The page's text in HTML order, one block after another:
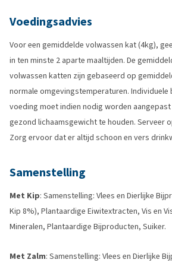
Voedingsadvies
Voor een gemiddelde volwassen kat (4kg),
in ten minste 2 aparte maaltijden. De
volwassen katten zijn gebaseerd op
normale omgevingstemperaturen. Individuele
voeding moet indien nodig worden
gezond lichaamsgewicht te houden. Serveer
Zorg ervoor dat er altijd schoon en vers
Samenstelling
Met Kip: Samenstelling: Vlees en Dierlijke
Kip 8%), Plantaardige Eiwitextracten, Vis en
Mineralen, Plantaardige Bijproducten, Suiker.
Met Zalm: Samenstelling: Vlees en Dierlijke